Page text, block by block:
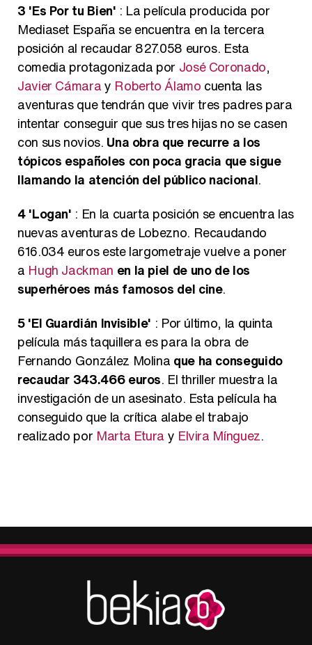
3 'Es Por tu Bien' : La película producida por
Mediaset España se encuentra en la tercera
posición al recaudar 827.058 euros. Esta
comedia protagonizada por José Coronado,
Javier Cámaray Roberto Álamo cuenta las
aventuras que tendrán que vivir tres padres para
intentar conseguir que sus tres hijas no se casen
con sus novios. Una obra que recurre a los
tópicos españoles con poca gracia que sigue
llamando la atención del público nacional.
4 'Logan' : En la cuarta posición se encuentra las
nuevas aventuras de Lobezno. Recaudando
616.034 euros este largometraje vuelve a poner
a Hugh Jackman en la piel de uno de los
superhéroes más famosos del cine.
5 'El Guardián Invisible' : Por último, la quinta
película más taquillera es para la obra de
Fernando González Molina que ha conseguido
recaudar 343.466 euros. El thriller muestra la
investigación de un asesinato. Esta película ha
conseguido que la crítica alabe el trabajo
realizado por Marta Etura y Elvira Mínguez.